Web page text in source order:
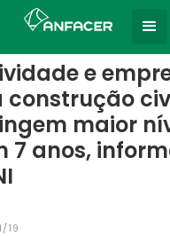
Todas as notícias
e
construção
maior
7 anos,
19